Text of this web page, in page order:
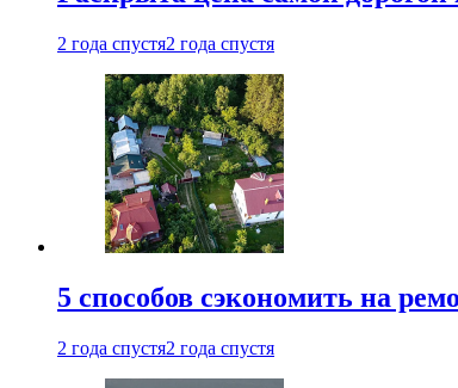
2 года спустя2 года спустя
5 способов сэкономить на
2 года спустя2 года спустя